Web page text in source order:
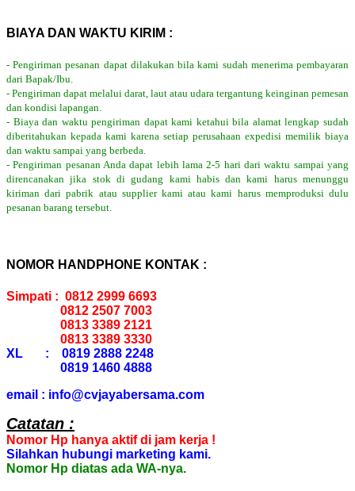
BIAYA DAN WAKTU KIRIM :
- Pengiriman pesanan dapat dilakukan bila kami sudah menerima pembayaran
dari Bapak/Ibu.
- Pengiriman dapat melalui darat, laut atau udara tergantung keinginan pemesan
dan kondisi lapangan.
- Biaya dan waktu pengiriman dapat kami ketahui bila alamat lengkap sudah
diberitahukan kepada kami karena setiap perusahaan expedisi memilik biaya
dan waktu sampai yang berbeda.
- Pengiriman pesanan Anda dapat lebih lama 2-5 hari dari waktu sampai yang
direncanakan jika stok di gudang kami habis dan kami harus menunggu
kiriman dari pabrik atau supplier kami atau kami harus memproduksi dulu
pesanan barang tersebut.
NOMOR HANDPHONE KONTAK :
Simpati : 0812 2999 6693
0812 2507 7003
0813 3389 2121
0813 3389 3330
XL : 0819 2888 2248
0819 1460 4888
email : info@cvjayabersama.com
Catatan :
Nomor Hp hanya aktif di jam kerja !
Silahkan hubungi marketing kami.
Nomor Hp diatas ada WA-nya.